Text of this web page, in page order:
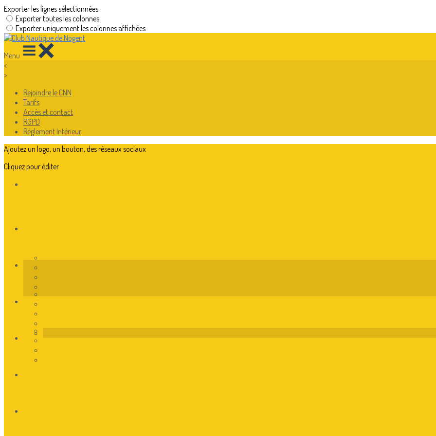
Exporter les lignes sélectionnées
Exporter toutes les colonnes
Exporter uniquement les colonnes affichées
Menu
<
>
Rejoindre le CNN
Tarifs
Accès et contact
RGPD
Règlement Intérieur
Ajoutez un logo, un bouton, des réseaux sociaux
Cliquez pour éditer